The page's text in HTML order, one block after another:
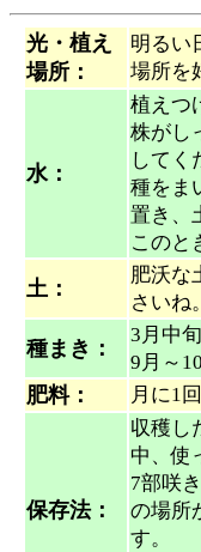
光・植え
場所：
明るい
場所を
水：
植えつ
株がし
してく
種をま
置き、
このと
土：
肥沃な
さいね。
種まき：
3月中
9月～
肥料： 月に1
保存法：
収穫し
中、使
7部咲
の場所
す。